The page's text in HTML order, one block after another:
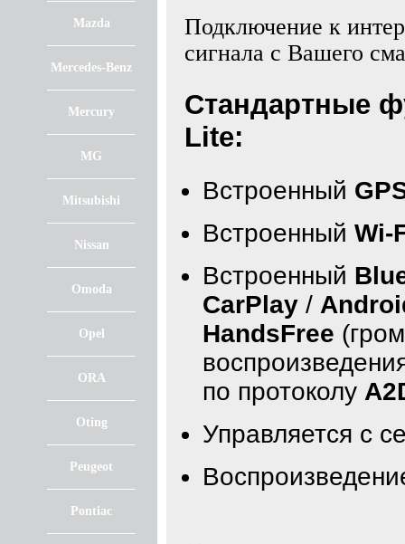
Mazda
Mercedes-Benz
Mercury
MG
Mitsubishi
Nissan
Omoda
Opel
ORA
Oting
Peugeot
Pontiac
Подключение к
сигнала с Вашего
Стандартные
Lite:
Встроенный
Встроенный Wi-
Встроенный
CarPlay /
HandsFree
по протоколу
Управляется с